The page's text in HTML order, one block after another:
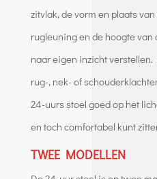
zitvlak, de vorm en plaats
rugleuning en de hoogte
naar eigen inzicht
rug-, nek- of
24-uurs stoel goed op het
en toch comfortabel kunt
TWEE MODELLEN